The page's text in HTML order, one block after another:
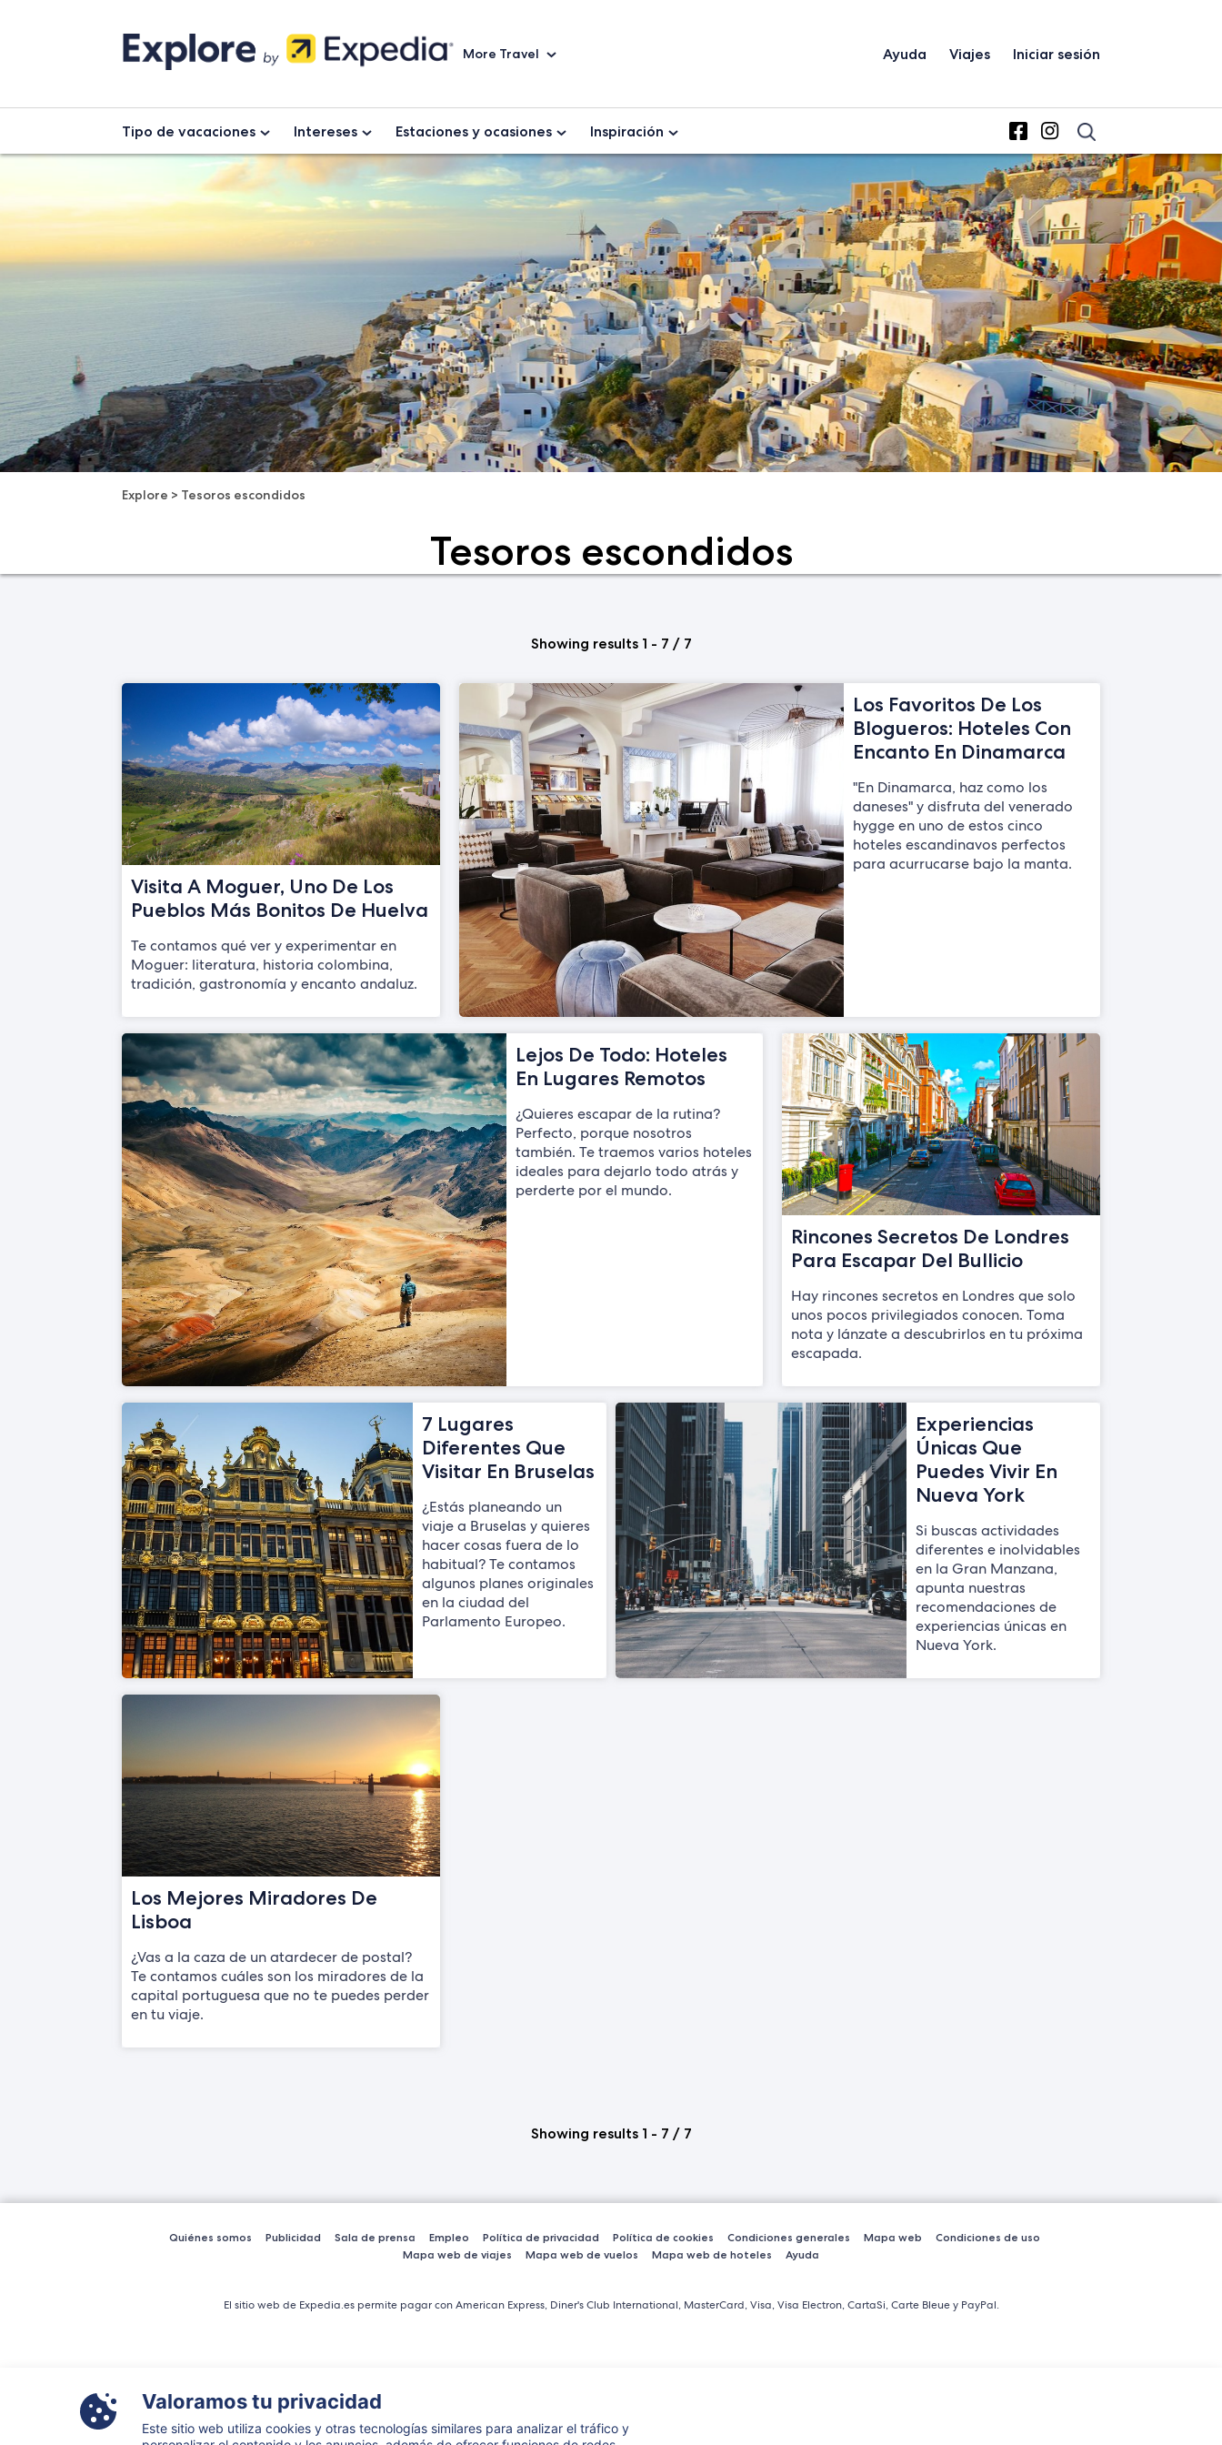
More Travel Ayuda Viajes Iniciar sesión
Tipo de vacaciones Intereses Estaciones y ocasiones Inspiración
Explore > Tesoros escondidos
Tesoros escondidos
Showing results 1 - 7 / 7
Visita A Moguer, Uno De Los
Pueblos Más Bonitos De Huelva
Te contamos qué ver y experimentar en
Moguer: literatura, historia colombina,
tradición, gastronomía y encanto andaluz.
Los Favoritos De Los
Blogueros: Hoteles Con
Encanto En Dinamarca
"En Dinamarca, haz como los
daneses" y disfruta del venerado
hygge en uno de estos cinco
hoteles escandinavos perfectos
para acurrucarse bajo la manta.
Lejos De Todo: Hoteles
En Lugares Remotos
¿Quieres escapar de la rutina?
Perfecto, porque nosotros
también. Te traemos varios hoteles
ideales para dejarlo todo atrás y
perderte por el mundo.
Rincones Secretos De Londres
Para Escapar Del Bullicio
Hay rincones secretos en Londres que solo
unos pocos privilegiados conocen. Toma
nota y lánzate a descubrirlos en tu próxima
escapada.
7 Lugares
Diferentes Que
Visitar En Bruselas
¿Estás planeando un
viaje a Bruselas y quieres
hacer cosas fuera de lo
habitual? Te contamos
algunos planes originales
en la ciudad del
Parlamento Europeo.
Experiencias
Únicas Que
Puedes Vivir En
Nueva York
Si buscas actividades
diferentes e inolvidables
en la Gran Manzana,
apunta nuestras
recomendaciones de
experiencias únicas en
Nueva York.
Los Mejores Miradores De
Lisboa
¿Vas a la caza de un atardecer de postal?
Te contamos cuáles son los miradores de la
capital portuguesa que no te puedes perder
en tu viaje.
Showing results 1 - 7 / 7
Quiénes somos Publicidad Sala de prensa Empleo Política de privacidad Política de cookies Condiciones generales Mapa web
Condiciones de uso
Mapa web de viajes
Mapa web de vuelos Mapa web de hoteles Ayuda
El sitio web de Expedia.es permite pagar con American Express, Diner's Club International, MasterCard, Visa, Visa Electron, CartaSi, Carte Bleue y PayPal.
Valoramos tu privacidad
Este sitio web utiliza cookies y otras tecnologías similares para analizar el tráfico y